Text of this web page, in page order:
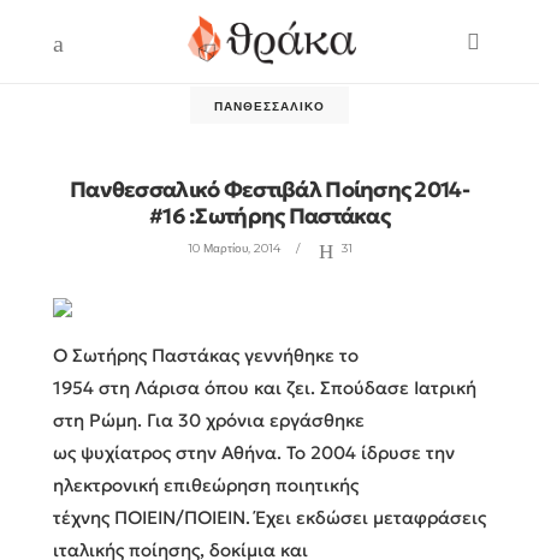
ΠΑΝΘΕΣΣΑΛΙΚΌ
Πανθεσσαλικό Φεστιβάλ Ποίησης 2014-
#16 :Σωτήρης Παστάκας
10 Μαρτίου, 2014 31
Ο Σωτήρης Παστάκας γεννήθηκε το
1954 στη Λάρισα όπου και ζει. Σπούδασε Ιατρική
στη Ρώμη. Για 30 χρόνια εργάσθηκε
ως ψυχίατρος στην Αθήνα. Το 2004 ίδρυσε την
ηλεκτρονική επιθεώρηση ποιητικής
τέχνης ΠΟΙΕΙΝ/ΠΟΙΕΙΝ. Έχει εκδώσει μεταφράσεις
ιταλικής ποίησης, δοκίμια και